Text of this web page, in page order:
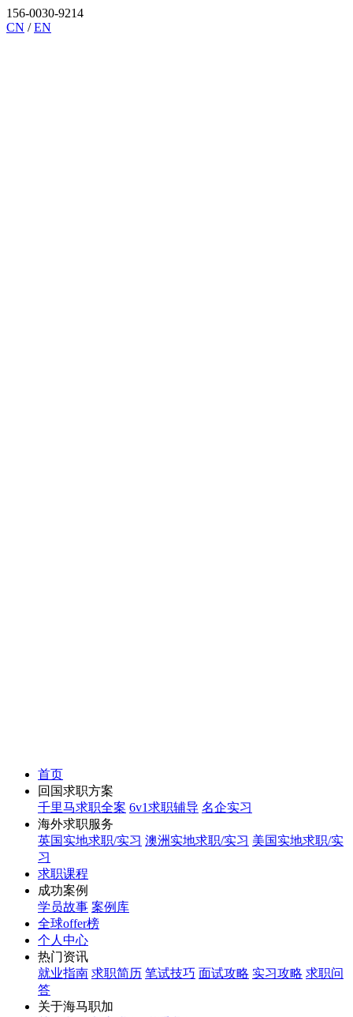
156-0030-9214
CN /EN
首页
回国求职方案
千里马求职全案 6v1求职辅导 名企实习
海外求职服务
英国实地求职/实习 澳洲实地求职/实习 美国实地求职/实
习
求职课程
成功案例
学员故事 案例库
全球offer榜
个人中心
热门资讯
就业指南 求职简历 笔试技巧 面试攻略 实习攻略 求职问
答
关于海马职加